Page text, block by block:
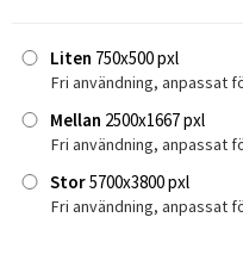
Liten 750x500 pxl
Fri användning, anpassat
Mellan 2500x1667 pxl
Fri användning, anpassat
Stor5700x3800 pxl
Fri användning, anpassat